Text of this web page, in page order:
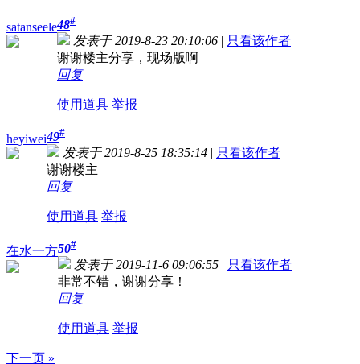
satanseele48#
发表于 2019-8-23 20:10:06 | 只看该作者
谢谢楼主分享，现场版啊
回复
使用道具 举报
heyiwei49#
发表于 2019-8-25 18:35:14 | 只看该作者
谢谢楼主
回复
使用道具 举报
在水一方50#
发表于 2019-11-6 09:06:55 | 只看该作者
非常不错，谢谢分享！
回复
使用道具 举报
下一页 »